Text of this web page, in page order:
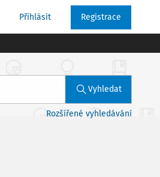
Přihlásit Registrace
Vyhledat
Rozšířené vyhledávání